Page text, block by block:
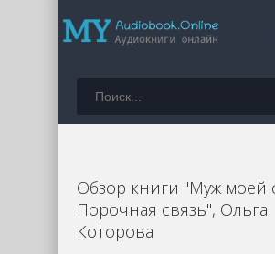
Обзор книги "Муж моей
Порочная связь", Ольга
Которова